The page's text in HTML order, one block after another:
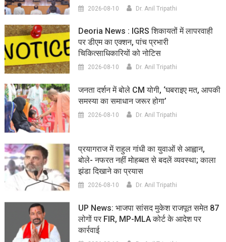
2026-08-10 Dr. Anil Tripathi
Deoria News : IGRS शिकायतों में लापरवाही
पर डीएम का एक्शन, पांच प्रभारी
चिकित्साधिकारियों को नोटिस
2026-08-10 Dr. Anil Tripathi
जनता दर्शन में बोले CM योगी, ‘घबराइए मत, आपकी
समस्या का समाधान जरूर होगा’
2026-08-10 Dr. Anil Tripathi
प्रयागराज में राहुल गांधी का युवाओं से आह्वान,
बोले- नफरत नहीं मोहब्बत से बदलें व्यवस्था; काला
झंडा दिखाने का प्रयास
2026-08-10 Dr. Anil Tripathi
UP News: भाजपा सांसद मुकेश राजपूत समेत 87
लोगों पर FIR, MP-MLA कोर्ट के आदेश पर
कार्रवाई